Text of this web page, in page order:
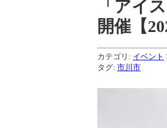
「アイ
開催【
カテゴリ: イベント
タグ: 市川市